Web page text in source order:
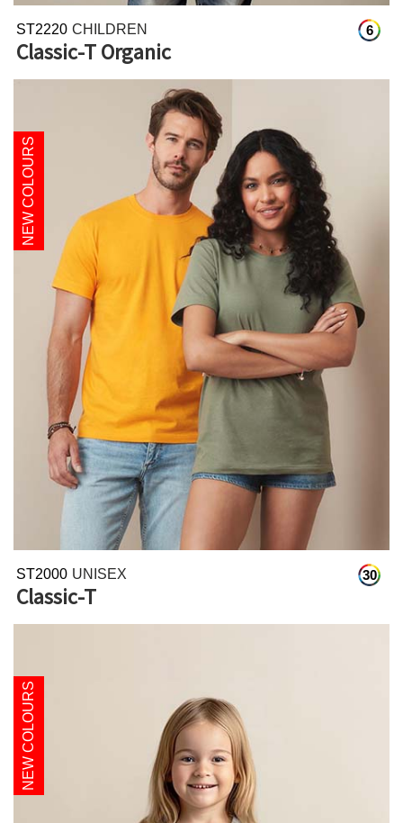
6
ST2220 CHILDREN
Classic-T Organic
NEW COLOURS
30
ST2000 UNISEX
Classic-T
NEW COLOURS